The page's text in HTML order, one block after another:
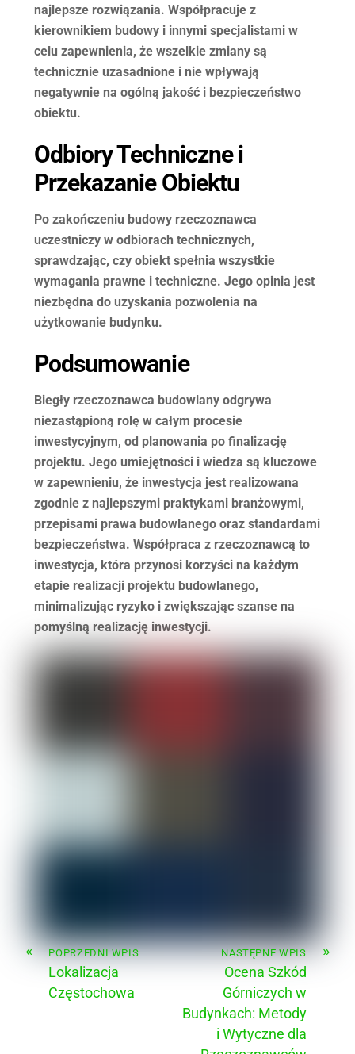
najlepsze rozwiązania. Współpracuje z
kierownikiem budowy i innymi specjalistami w
celu zapewnienia, że wszelkie zmiany są
technicznie uzasadnione i nie wpływają
negatywnie na ogólną jakość i bezpieczeństwo
obiektu.
Odbiory Techniczne i
Przekazanie Obiektu
Po zakończeniu budowy rzeczoznawca
uczestniczy w odbiorach technicznych,
sprawdzając, czy obiekt spełnia wszystkie
wymagania prawne i techniczne. Jego opinia jest
niezbędna do uzyskania pozwolenia na
użytkowanie budynku.
Podsumowanie
Biegły rzeczoznawca budowlany odgrywa
niezastąpioną rolę w całym procesie
inwestycyjnym, od planowania po finalizację
projektu. Jego umiejętności i wiedza są kluczowe
w zapewnieniu, że inwestycja jest realizowana
zgodnie z najlepszymi praktykami branżowymi,
przepisami prawa budowlanego oraz standardami
bezpieczeństwa. Współpraca z rzeczoznawcą to
inwestycja, która przynosi korzyści na każdym
etapie realizacji projektu budowlanego,
minimalizując ryzyko i zwiększając szanse na
pomyślną realizację inwestycji.
« POPRZEDNI WPIS
Lokalizacja
Częstochowa
»
NASTĘPNE WPIS
Ocena Szkód
Górniczych w
Budynkach: Metody
i Wytyczne dla